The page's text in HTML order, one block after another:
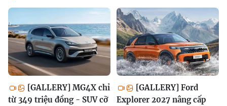
[GALLERY] MG4X chỉ
từ 349 triệu đồng - SUV cỡ
[GALLERY] Ford
Explorer 2027 nâng cấp